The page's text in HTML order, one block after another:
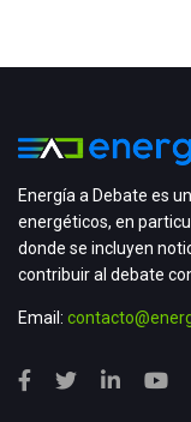
Energía a Debate es
energéticos, en
donde se incluyen
contribuir al debate
Email: